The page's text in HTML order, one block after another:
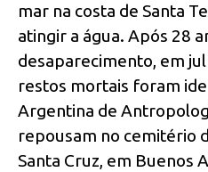
mar na costa de Santa
atingir a água. Após 28
desaparecimento, em
restos mortais foram
Argentina de
repousam no cemitério
Santa Cruz, em Buenos